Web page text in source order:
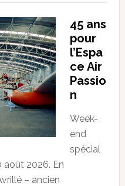
45 ans
pour
l’Espa
ce Air
Passio
n
Week-
end
spécial
août 2026. En
– ancien